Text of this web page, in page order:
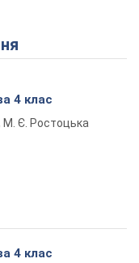
Video
4 клас
Є. Ростоцька
4 клас